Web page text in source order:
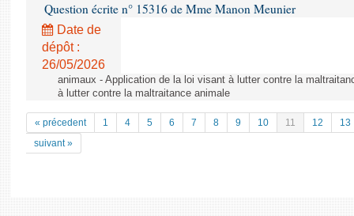
Question écrite n° 15316 de Mme Manon Meunier
Date de
dépôt :
26/05/2026
animaux - Application de la loi visant à lutter contre la
à lutter contre la maltraitance animale
« précedent 1 4 5 6 7 8 9 10 11 12
13
suivant »